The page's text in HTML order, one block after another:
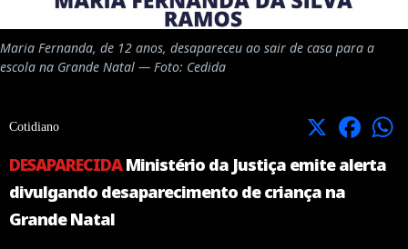
Maria Fernanda, de 12 anos, desapareceu ao sair de casa para a
escola na Grande Natal — Foto: Cedida
Cotidiano X Facebook
DESAPARECIDAMinistério da Justiça emite alerta
divulgando desaparecimento de criança na
Grande Natal